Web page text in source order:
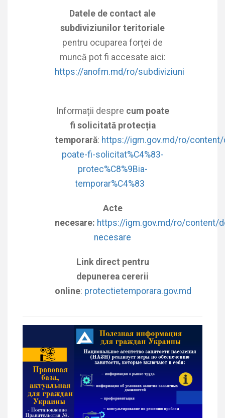
Datele de contact ale
subdiviziunilor teritoriale
pentru ocuparea forței de
muncă pot fi accesate aici:
https://anofm.md/ro/subdiviziuni
Informații despre cum poate
fi solicitată protecția
temporară: https://igm.gov.md/ro/
poate-fi-solicitat%C4%83-
protec%C8%9Bia-
temporar%C4%83
Acte
necesare: https://igm.gov.md/ro/content/
necesare
Link direct pentru
depunerea cererii
online: protectietemporara.gov.md